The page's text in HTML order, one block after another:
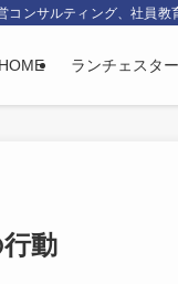
コンサルティング、社員教
HOME ランチェスタ
動